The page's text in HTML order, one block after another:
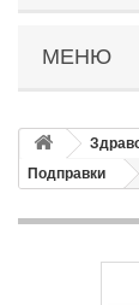
МЕНЮ
Подправки